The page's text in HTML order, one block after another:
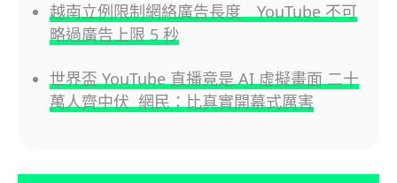
越南立例限制網絡廣告長度 YouTube 不可
略過廣告上限 5 秒
世界盃 YouTube 直播竟是 AI 虛擬畫面 二十
萬人齊中伏 網民：比真實開幕式厲害